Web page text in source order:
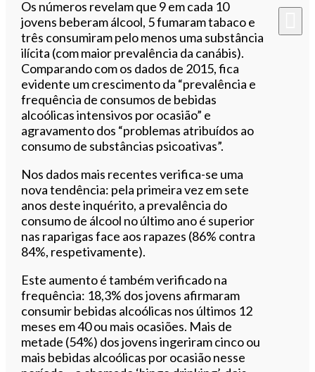
Os números revelam que 9 em cada 10
jovens beberam álcool, 5 fumaram tabaco e
três consumiram pelo menos uma substância
ilícita (com maior prevalência da canábis).
Comparando com os dados de 2015, fica
evidente um crescimento da “prevalência e
frequência de consumos de bebidas
alcoólicas intensivos por ocasião” e
agravamento dos “problemas atribuídos ao
consumo de substâncias psicoativas”.
Nos dados mais recentes verifica-se uma
nova tendência: pela primeira vez em sete
anos deste inquérito, a prevalência do
consumo de álcool no último ano é superior
nas raparigas face aos rapazes (86% contra
84%, respetivamente).
Este aumento é também verificado na
frequência: 18,3% dos jovens afirmaram
consumir bebidas alcoólicas nos últimos 12
meses em 40 ou mais ocasiões. Mais de
metade (54%) dos jovens ingeriram cinco ou
mais bebidas alcoólicas por ocasião nesse